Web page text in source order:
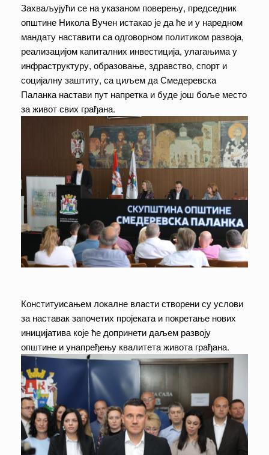
Захваљујући се на указаном поверењу, председник
општине Никола Вучен истакао је да ће и у наредном
мандату наставити са одговорном политиком развоја,
реализацијом капиталних инвестиција, улагањима у
инфраструктуру, образовање, здравство, спорт и
социјалну заштиту, са циљем да Смедеревска
Паланка настави пут напретка и буде још боље место
за живот свих грађана.
Конституисањем локалне власти створени су услови
за наставак започетих пројеката и покретање нових
иницијатива које ће допринети даљем развоју
општине и унапређењу квалитета живота грађана.